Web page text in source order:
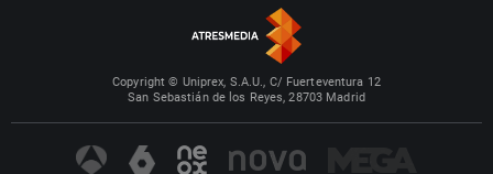
Copyright © Uniprex, S.A.U., C/ Fuerteventura 12
San Sebastián de los Reyes, 28703 Madrid